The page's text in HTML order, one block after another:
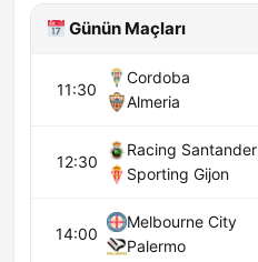
Günün Maçları
11:30
Cordoba
Almeria
12:30
Racing Santander
Sporting Gijon
14:00
Melbourne City
Palermo